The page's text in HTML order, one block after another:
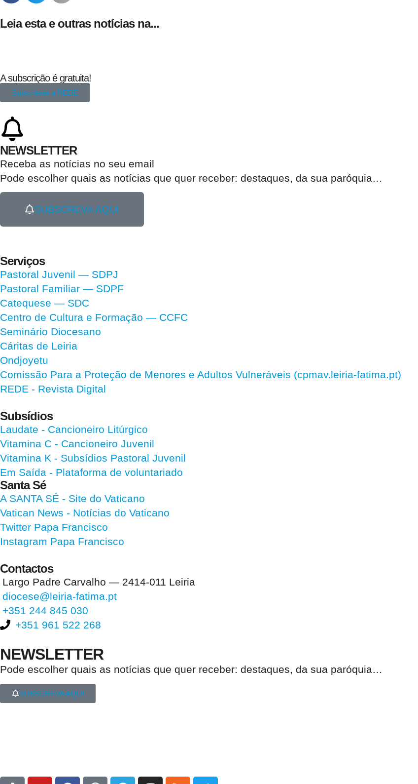
Leia esta e outras notícias na...
A subscrição é gratuita!
Subscrever a REDE
NEWSLETTER
Receba as notícias no seu email​
Pode escolher quais as notícias que quer receber: destaques, da sua paróquia…
SUBSCREVA AQUI
Serviços
Pastoral Juvenil — SDPJ
Pastoral Familiar — SDPF
Catequese — SDC
Centro de Cultura e Formação — CCFC
Seminário Diocesano
Cáritas de Leiria
Ondjoyetu
Comissão Para a Proteção de Menores e Adultos Vulneráveis (cpmav.leiria-fatima.pt)
REDE - Revista Digital
Subsídios
Laudate - Cancioneiro Litúrgico
Vitamina C - Cancioneiro Juvenil
Vitamina K - Subsídios Pastoral Juvenil
Em Saída - Plataforma de voluntariado
Santa Sé
A SANTA SÉ - Site do Vaticano
Vatican News - Notícias do Vaticano
Twitter Papa Francisco
Instagram Papa Francisco
Contactos
Largo Padre Carvalho — 2414-011 Leiria
diocese@leiria-fatima.pt
+351 244 845 030
+351 961 522 268
NEWSLETTER
Pode escolher quais as notícias que quer receber: destaques, da sua paróquia…
SUBSCREVA AQUI